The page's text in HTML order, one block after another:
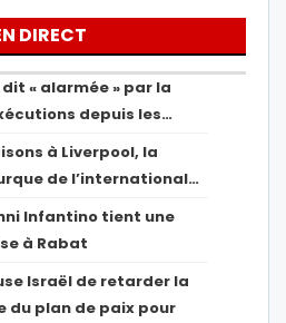
DIRECT
dit « alarmée » par la
depuis les…
à Liverpool, la
de l’international…
Infantino tient une
à Rabat
Israël de retarder la
du plan de paix pour